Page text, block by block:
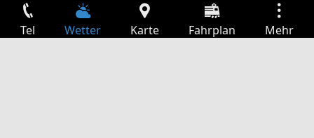
Tel Wetter Karte Fahrplan Mehr